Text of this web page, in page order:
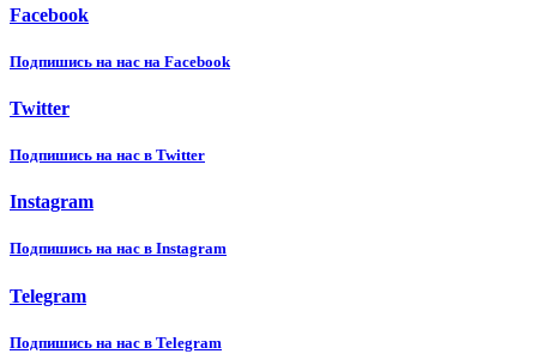
Facebook
Подпишиcь на нас на Facebook
Twitter
Подпишиcь на нас в Twitter
Instagram
Подпишиcь на нас в Instagram
Telegram
Подпишиcь на нас в Telegram